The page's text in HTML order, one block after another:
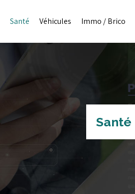
Santé Véhicules Immo / Brico
Santé